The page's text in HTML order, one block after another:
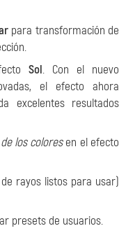
para transformación de
Sol. Con el nuevo
el efecto ahora
excelentes resultados
los coloresen el efecto
rayos listos para usar)
presets de usuarios.